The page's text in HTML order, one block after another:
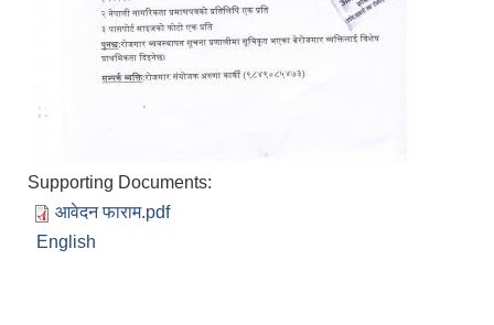
Supporting Documents:
आवेदन फाराम.pdf
English